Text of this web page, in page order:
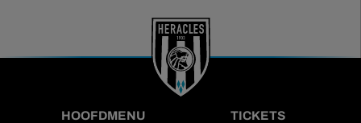
HOOFDMENU TICKETS